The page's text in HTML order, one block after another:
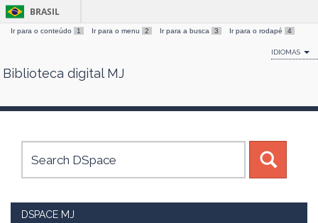
Skip
BRASIL
Ir para o conteúdo 1 Ir para o menu 2 Ir para a busca 3 Ir para o rodapé 4
IDIOMAS
Biblioteca digital MJ
DSPACE MJ